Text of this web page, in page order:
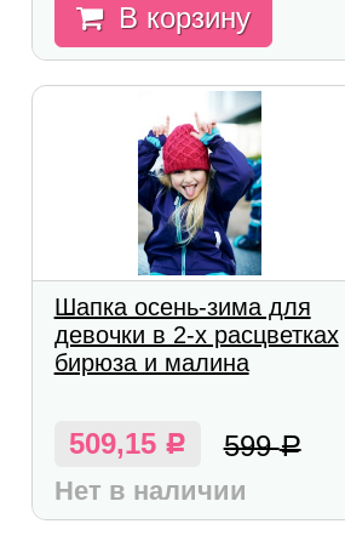
В корзину
Шапка осень-зима для
девочки в 2-х расцветках
бирюза и малина
509,15 Р 599Р
Нет в наличии